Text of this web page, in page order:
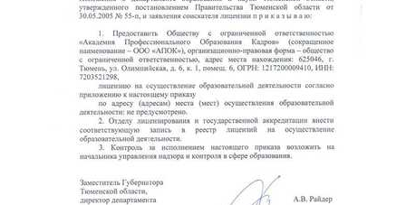
Свяжитесь с нами через любой удобный мессенджер!
Telegram WhatsApp
Vkontakte EMail
Max